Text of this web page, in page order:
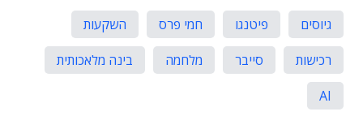
גיוסים פיטנגו חמי פרס
השקעות
רכישות
סייבר מלחמה
בינה מלאכותית
AI